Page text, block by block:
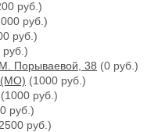
руб.)
руб.)
руб.)
руб.)
М. Порываевой, 38 (0 руб.)
(МО) (1000 руб.)
(1000 руб.)
руб.)
руб.)